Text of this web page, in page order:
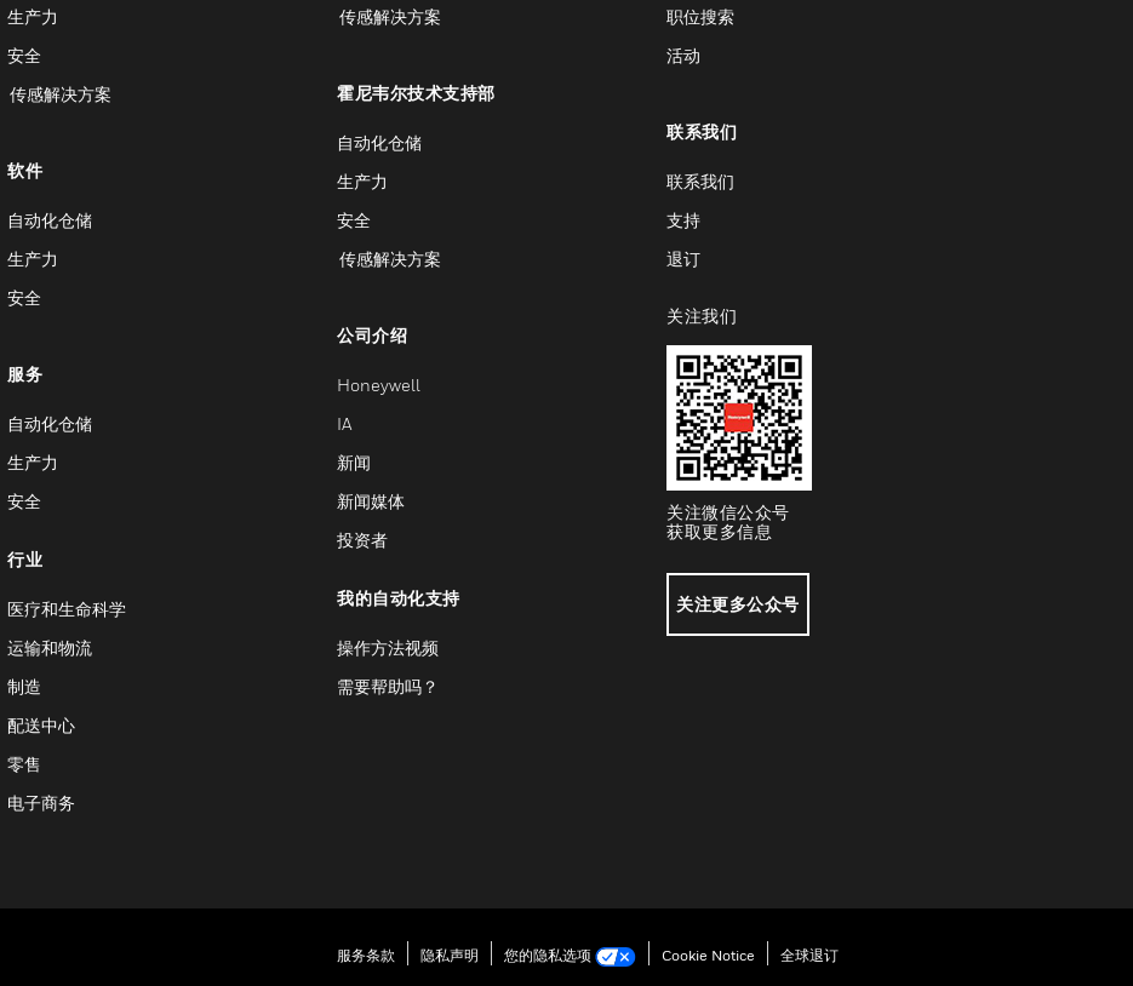
生产力
安全
传感解决方案
软件
自动化仓储
生产力
安全
服务
自动化仓储
生产力
安全
行业
医疗和生命科学
运输和物流
制造
配送中心
零售
电子商务
传感解决方案
霍尼韦尔技术支持部
自动化仓储
生产力
安全
传感解决方案
公司介绍
Honeywell
IA
新闻
新闻媒体
投资者
我的自动化支持
操作方法视频
需要帮助吗？
职位搜索
活动
联系我们
联系我们
支持
退订
关注我们
关注微信公众号
获取更多信息
关注更多公众号
服务条款 隐私声明 您的隐私选项 Cookie Notice 全球退订